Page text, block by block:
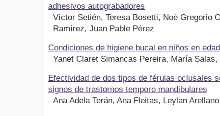
adhesivos autograbadores
Víctor Setién, Teresa Bosetti, Noé Gregorio
Ramírez, Juan Pable Pérez
Condiciones de higiene bucal en niños en
Yanet Claret Simancas Pereira, María Salas,
Efectividad de dos tipos de férulas oclusales
signos de trastornos temporo mandibulares
Ana Adela Terán, Ana Fleitas, Leylan Arellano